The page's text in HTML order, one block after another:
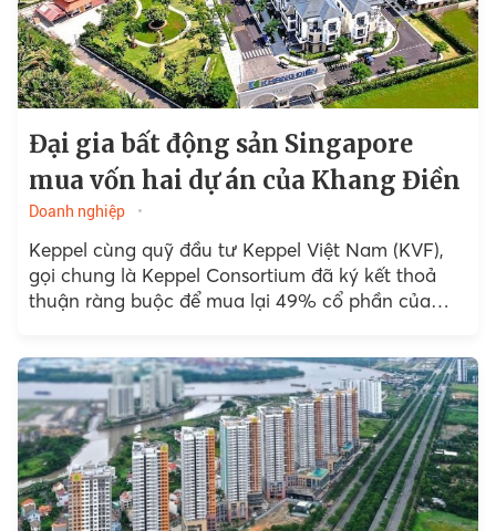
Đại gia bất động sản Singapore
mua vốn hai dự án của Khang Điền
Doanh nghiệp
Keppel cùng quỹ đầu tư Keppel Việt Nam (KVF),
gọi chung là Keppel Consortium đã ký kết thoả
thuận ràng buộc để mua lại 49% cổ phần của